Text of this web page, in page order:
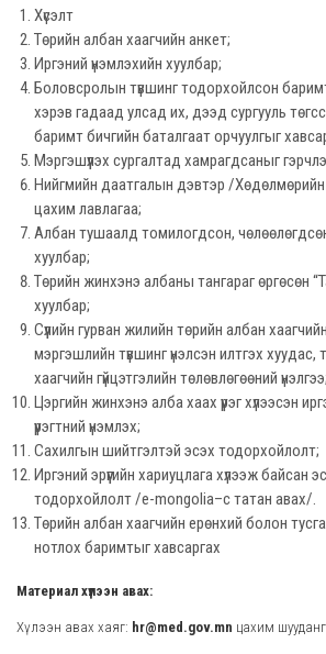
Хүсэлт
Төрийн албан хаагчийн анкет;
Иргэний үнэмлэхийн хуулбар;
Боловсролын түвшинг тодорхойлсон
хэрэв гадаад улсад их, дээд сургууль
баримт бичгийн баталгаат орчуулгыг
Мэргэшүүлэх сургалтад хамрагдсаныг
Нийгмийн даатгалын дэвтэр /
цахим лавлагаа;
Албан тушаалд томилогдсон,
хуулбар;
Төрийн жинхэнэ албаны тангараг өргөсөн
хуулбар;
Сүүлийн гурван жилийн төрийн албан
мэргэшлийн түвшинг үнэлсэн илтгэх
хаагчийн гүйцэтгэлийн төлөвлөгөөний үнэлгээ;
Цэргийн жинхэнэ алба хаах үүрэг хүлээсэн
үүрэгтний үнэмлэх;
Сахилгын шийтгэлтэй эсэх тодорхойлолт;
Иргэний эрүүгийн хариуцлага хүлээж байсан
тодорхойлолт /e-mongolia–с татан авах/.
Төрийн албан хаагчийн ерөнхий болон
нотлох баримтыг хавсаргах
Материал хүлээн авах:
Хүлээн авах хаяг: hr@med.gov.mn цахим